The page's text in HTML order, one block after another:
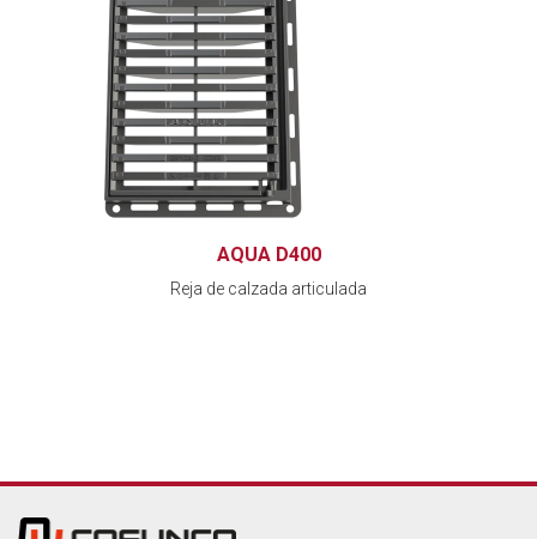
AQUA D400
Reja de calzada articulada